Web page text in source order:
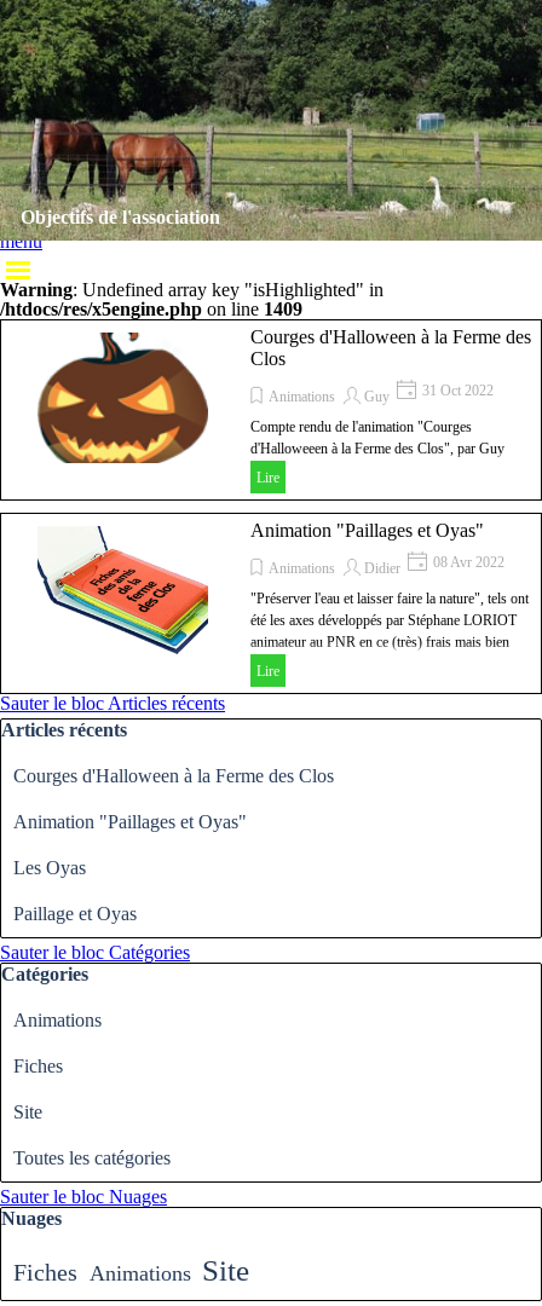
Aller au contenu
Animations
Les Amis de la ferme des Clos
Sauter
le
menu
Objectifs de l'association
Menu
Sauter
le
menu
Warning: Undefined array key "isHighlighted" in
/htdocs/res/x5engine.php on line 1409
Courges d'Halloween à la Ferme des
Clos
Animations Guy 31 Oct 2022
Compte rendu de l'animation "Courges
d'Halloweeen à la Ferme des Clos", par Guy
Poupart
Lire
Animation "Paillages et Oyas"
Animations Didier 08 Avr 2022
"Préserver l'eau et laisser faire la nature", tels ont
été les axes développés par Stéphane LORIOT
animateur au PNR en ce (très) frais mais bien
ensoleillé dimanche matin 3 avril 2022 et adressés
à la quinzaine d'adhérents et sympathisants
Lire
Sauter le bloc Articles récents
Articles récents
Courges d'Halloween à la Ferme des Clos
Animation "Paillages et Oyas"
Les Oyas
Paillage et Oyas
Sauter le bloc Catégories
Catégories
Animations
Fiches
Site
Toutes les catégories
Sauter le bloc Nuages
Nuages
Fiches Animations Site
Les Amis de la ferme des
Clos
Chemin des Clos
78830 BONNELLES
Association Loi de 1901 N°W782009719